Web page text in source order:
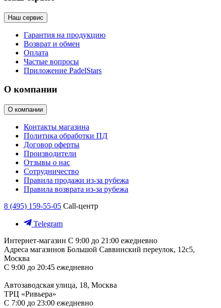
Наш сервис
Гарантия на продукцию
Возврат и обмен
Оплата
Частые вопросы
Приложение PadelStars
О компании
О компании
Контакты магазина
Политика обработки ПД
Договор оферты
Производители
Отзывы о нас
Сотрудничество
Правила продажи из-за рубежа
Правила возврата из-за рубежа
8 (495) 159-55-05 Call-центр
Telegram
Интернет-магазин С 9:00 до 21:00 ежедневно
Адреса магазинов Большой Саввинский переулок, 12с5,
Москва
С 9:00 до 20:45 ежедневно
Автозаводская улица, 18, Москва
ТРЦ «Ривьера»
С 7:00 до 23:00 ежедневно